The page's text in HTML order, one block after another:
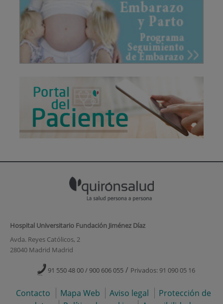
Hospital Universitario Fundación Jiménez Díaz
Avda. Reyes Católicos, 2
28040 Madrid Madrid
91 550 48 00 / 900 606 055 / Privados: 91 090 05 16
Contacto Mapa Web Aviso legal
Protección de